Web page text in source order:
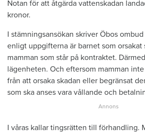
Notan för att åtgärda vattenskadan
kronor.
I stämningsansökan skriver Öbos
enligt uppgifterna är barnet som orsakat
mamman som står på kontraktet.
lägenheten. Och eftersom mamman
från att orsaka skadan eller begränsat
som ska anses vara vållande och
I våras kallar tingsrätten till förhandling.